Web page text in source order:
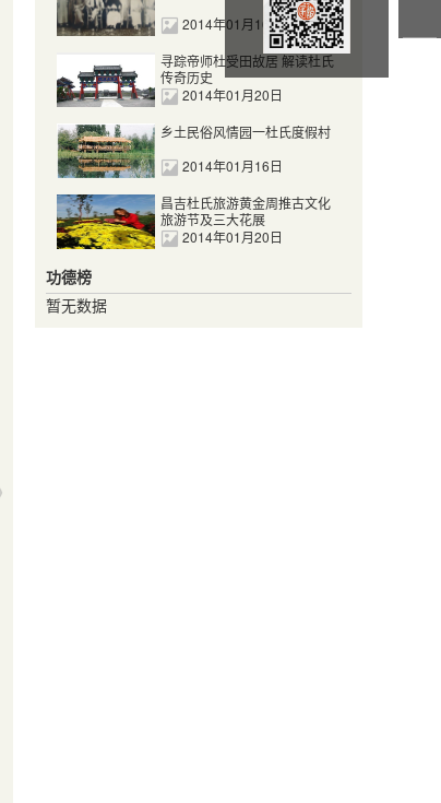
2014年01月16日
寻踪帝师杜受田故居 解读杜氏
传奇历史
2014年01月20日
乡土民俗风情园一杜氏度假村
2014年01月16日
昌吉杜氏旅游黄金周推古文化
旅游节及三大花展
2014年01月20日
功德榜
暂无数据